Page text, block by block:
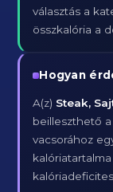
választás a
összkalória a
Hogyan
A(z) Steak,
beilleszthető
vacsorához